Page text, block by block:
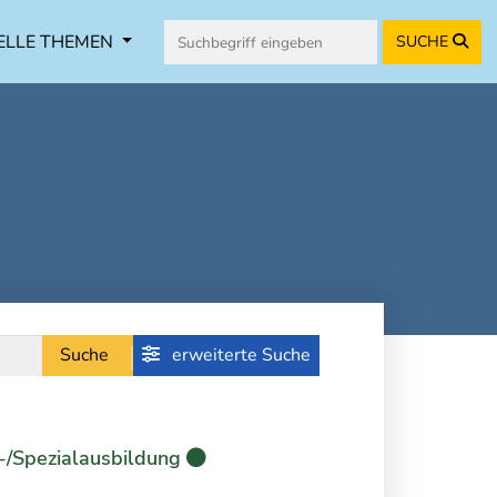
THEMEN SUCHE
Suche erweiterte Suche
Spezialausbildung